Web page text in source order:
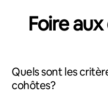
Foire
Quels sont les
cohôtes?